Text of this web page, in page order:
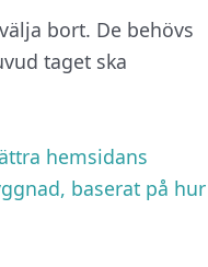
bort. De behövs
taget ska
hemsidans
baserat på hur